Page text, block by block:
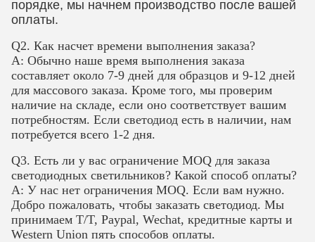
порядке, мы начнем производство после вашей
оплаты.
Q2. Как насчет времени выполнения заказа?
A: Обычно наше время выполнения заказа
составляет около 7-9 дней для образцов и 9-12 дней
для массового заказа. Кроме того, мы проверим
наличие на складе, если оно соответствует вашим
потребностям. Если светодиод есть в наличии, нам
потребуется всего 1-2 дня.
Q3. Есть ли у вас ограничение MOQ для заказа
светодиодных светильников? Какой способ оплаты?
A: У нас нет ограничения MOQ. Если вам нужно.
Добро пожаловать, чтобы заказать светодиод. Мы
принимаем T/T, Paypal, Wechat, кредитные карты и
Western Union пять способов оплаты.